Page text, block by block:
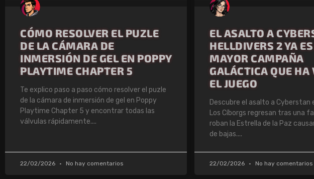
CÓMO RESOLVER EL PUZLE
DE LA CÁMARA DE
INMERSIÓN DE GEL EN POPPY
PLAYTIME CHAPTER 5
Te explico paso a paso cómo resolver el puzle
de la cámara de inmersión de gel en Poppy
Playtime Chapter 5 y encontrar todas las
válvulas rápidamente.
22/02/2026 No hay comentarios
EL ASALTO A
HELLDIVERS 2 YA
MAYOR CAMPAÑA
GALÁCTICA QUE HA
EL JUEGO
Descubre el asalto a Cyberstan
Los Cíborgs regresan tras una
roban la Estrella de la Paz
de bajas.
22/02/2026 No hay comentarios